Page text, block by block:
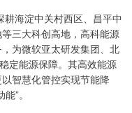
海淀中关村西区、昌平中
三大科创高地，高科能源
为微软亚太研发集团、北
定能源保障。其高效能源
智慧化管控实现节能降
”。